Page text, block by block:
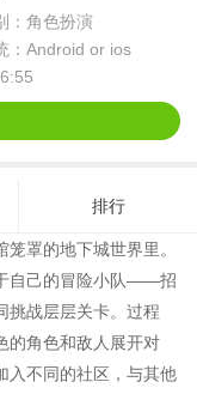
：角色扮演
：Android or ios
排行
罩的地下城世界里。
自己的冒险小队——招
挑战层层关卡。过程
的角色和敌人展开对
入不同的社区，与其他